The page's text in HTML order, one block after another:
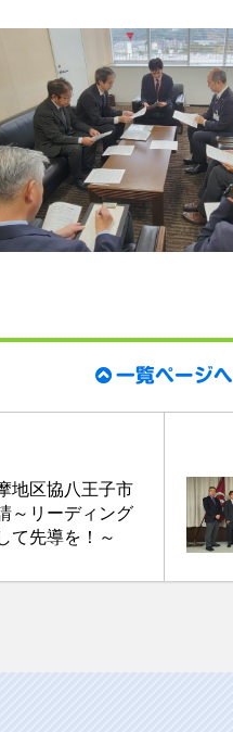
一覧ページへ
地区協八王子市
～リーディング
て先導を！～